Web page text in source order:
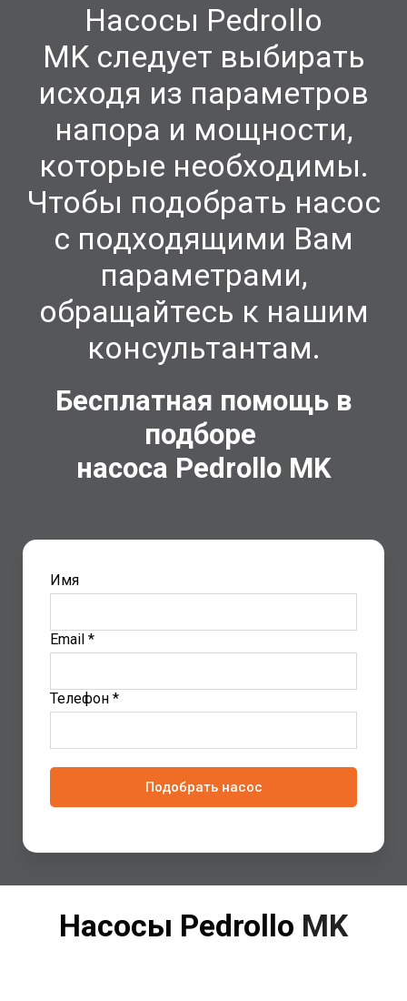
Насосы Pedrollo
MK следует выбирать
исходя из параметров
напора и мощности,
которые необходимы.
Чтобы подобрать насос
с подходящими Вам
параметрами,
обращайтесь к нашим
консультантам.
Бесплатная помощь в
подборе
насоса Pedrollo MK
Имя
Email *
Телефон *
Подобрать насос
Насосы Pedrollo MK